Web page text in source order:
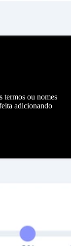
termos ou nomes
adicionando